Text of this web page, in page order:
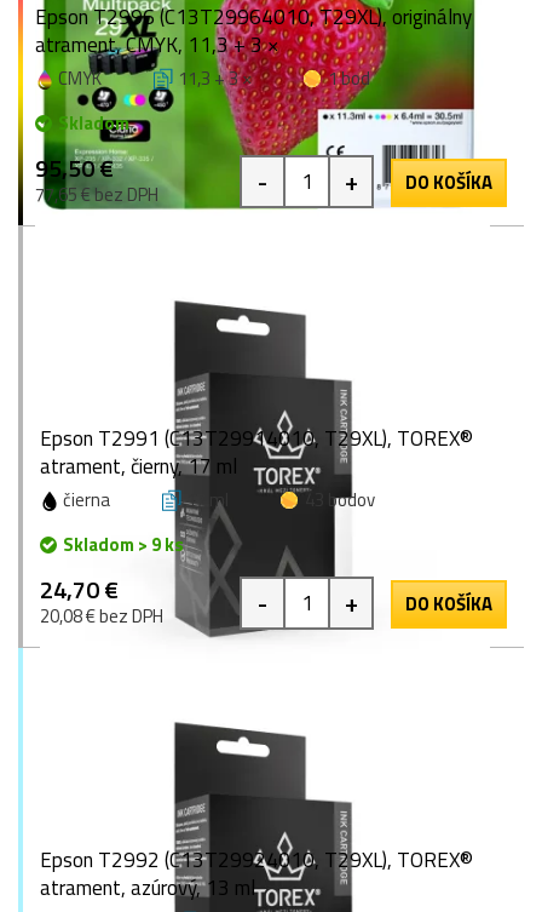
Epson T2996 (C13T29964010, T29XL), originálny
atrament, CMYK, 11,3 + 3 ×
CMYK 11,3 + 3 ×
1 bod
Skladom
95,50 €
77,65 € bez DPH - + DO KOŠÍKA
Epson T2991 (C13T29914010, T29XL), TOREX®
atrament, čierny, 17 ml
čierna 17 ml
43 bodov
Skladom > 9 ks
24,70 €
20,08 € bez DPH - + DO KOŠÍKA
Epson T2992 (C13T29924010, T29XL), TOREX®
atrament, azúrový, 13 ml